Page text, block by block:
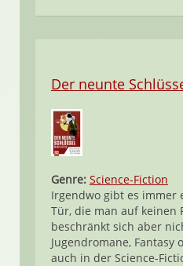
Der neunte
Genre: Science-Fiction
Irgendwo gibt es immer
Tür, die man auf keinen
beschränkt sich aber
Jugendromane, Fantasy
auch in der Science-